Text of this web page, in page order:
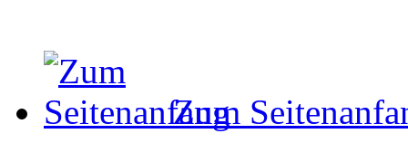
Zum